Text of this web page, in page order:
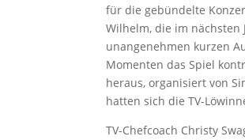
für die gebündelte
Wilhelm, die im
unangenehmen kurzen
Momenten das Spiel
heraus, organisiert von
hatten sich die TV-
TV-Chefcoach Christy